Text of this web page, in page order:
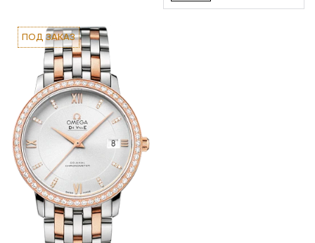
ПОД ЗАКАЗ